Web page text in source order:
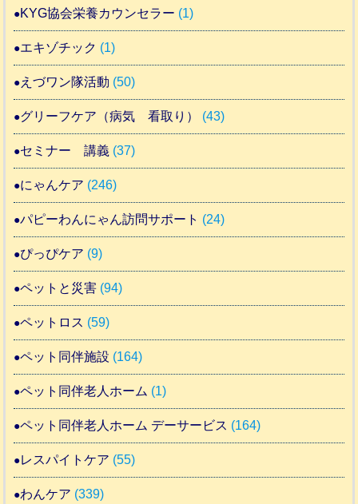
KYG協会栄養カウンセラー (1)
エキゾチック (1)
えづワン隊活動 (50)
グリーフケア（病気 看取り） (43)
セミナー 講義 (37)
にゃんケア (246)
パピーわんにゃん訪問サポート (24)
ぴっぴケア (9)
ペットと災害 (94)
ペットロス (59)
ペット同伴施設 (164)
ペット同伴老人ホーム (1)
ペット同伴老人ホーム デーサービス (164)
レスパイトケア (55)
わんケア (339)